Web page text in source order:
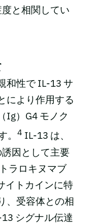
と相関してい
和性で IL-13 サ
により作用する
Ig）G4 モノク
4 IL-13 は、
因として主要
ラロキヌマブ
イトカインに特
、受容体との相
シグナル伝達